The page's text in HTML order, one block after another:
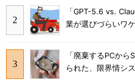
「GPT-5.6 vs.
業が選びづらいワ
「廃棄するPCか
られた、限界情シ